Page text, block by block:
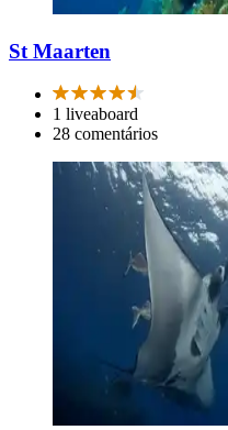
St Maarten
1 liveaboard
28 comentários